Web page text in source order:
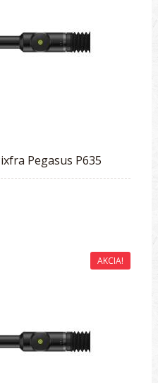
Pegasus P635
AKCIA!